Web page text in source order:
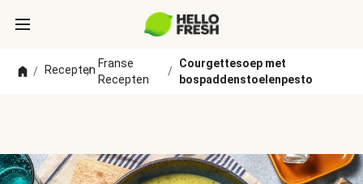
/ Recepten
/
Franse
Recepten
/
Courgettesoep met
bospaddenstoelenpesto